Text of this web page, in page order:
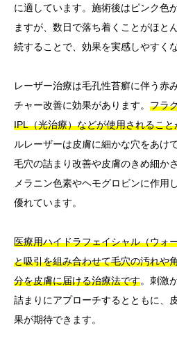
に適しています。施術後はピンク色
ますが、数日で落ち着くことがほと
続することで、効果を実感しやすく
レーザー治療は毛孔性苔癬に伴う赤
チャー改善に効果があります。 フラ
IPL（光治療）などが使用されること
ルレーザーは皮膚に細かな穴をあけ
毛穴の詰まり改善や皮膚のきめ細か
メラニン色素やヘモグロビンに作用
優れています。
医療用ハイドラフェイシャル（ウォ
と吸引を組み合わせて毛穴の汚れや
分を皮膚に届ける治療法です。刺激
詰まりにアプローチするとともに、
果が期待できます。